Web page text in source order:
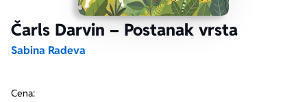
Čarls Darvin – Postanak vrsta
Sabina Radeva
Cena:
Ekranizovane knjige
Poezija
Bojan Ljubenović
Peter Handke